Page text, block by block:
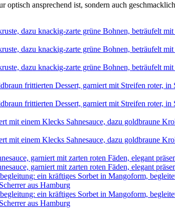
ansprechend ist, sondern auch